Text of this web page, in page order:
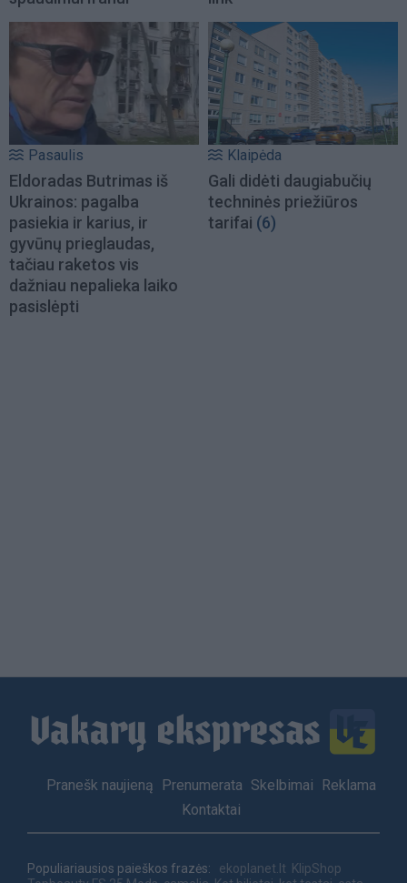
Pasaulis
Eldoradas Butrimas iš
Ukrainos: pagalba
pasiekia ir karius, ir
gyvūnų prieglaudas,
tačiau raketos vis
dažniau nepalieka laiko
pasislėpti
Klaipėda
Gali didėti daugiabučių
techninės priežiūros
tarifai (6)
Footer
Pranešk naujieną Prenumerata Skelbimai
Reklama
Kontaktai
Populiariausios paieškos frazės: ekoplanet.lt KlipShop